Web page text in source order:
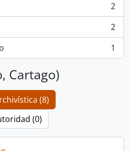
2
2
1
Cartago)
(8)
(0)